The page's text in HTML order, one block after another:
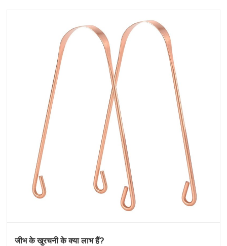
जीभ के खुरचनी के क्या लाभ हैं?